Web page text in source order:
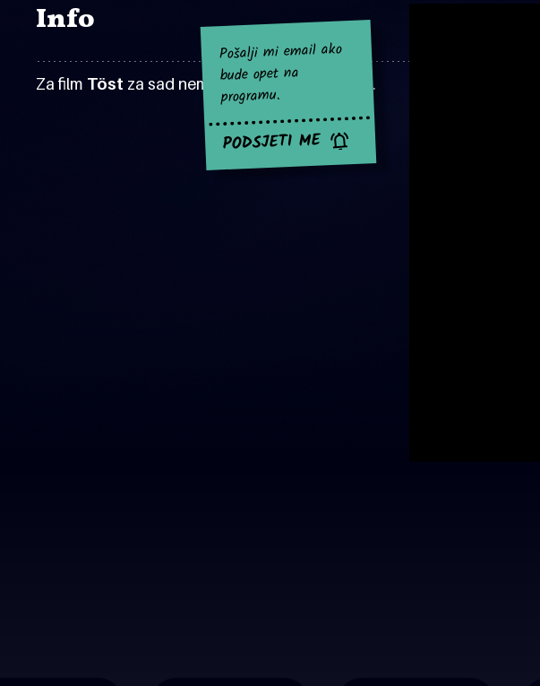
Info
Za film Töst za sad nema najavljenih projekcija.
Pošalji mi email ako
bude opet na
programu.
PODSJETI ME